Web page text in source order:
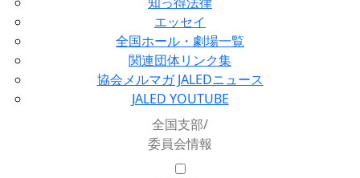
エッセイ
全国ホール・劇場一覧
関連団体リンク集
協会メルマガ JALEDニュース
JALED YOUTUBE
全国支部/
委員会情報